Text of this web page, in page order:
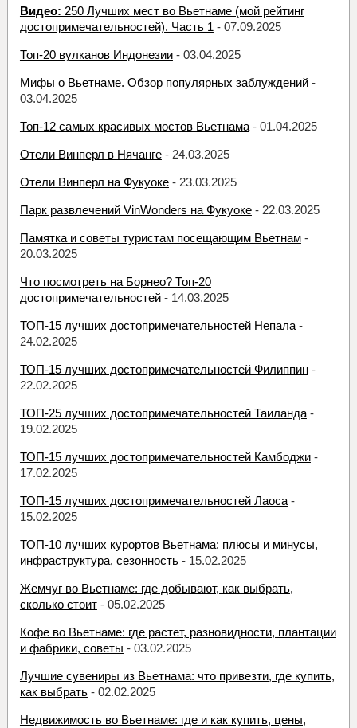
Видео: 250 Лучших мест во Вьетнаме (мой рейтинг
достопримечательностей). Часть 1- 07.09.2025
Топ-20 вулканов Индонезии- 03.04.2025
Мифы о Вьетнаме. Обзор популярных заблуждений-
03.04.2025
Топ-12 самых красивых мостов Вьетнама- 01.04.2025
Отели Винперл в Нячанге- 24.03.2025
Отели Винперл на Фукуоке- 23.03.2025
Парк развлечений VinWonders на Фукуоке- 22.03.2025
Памятка и советы туристам посещающим Вьетнам-
20.03.2025
Что посмотреть на Борнео? Топ-20
достопримечательностей- 14.03.2025
ТОП-15 лучших достопримечательностей Непала-
24.02.2025
ТОП-15 лучших достопримечательностей Филиппин-
22.02.2025
ТОП-25 лучших достопримечательностей Таиланда-
19.02.2025
ТОП-15 лучших достопримечательностей Камбоджи-
17.02.2025
ТОП-15 лучших достопримечательностей Лаоса-
15.02.2025
ТОП-10 лучших курортов Вьетнама: плюсы и минусы,
инфраструктура, сезонность- 15.02.2025
Жемчуг во Вьетнаме: где добывают, как выбрать,
сколько стоит- 05.02.2025
Кофе во Вьетнаме: где растет, разновидности, плантации
и фабрики, советы - 03.02.2025
Лучшие сувениры из Вьетнама: что привезти, где купить,
как выбрать- 02.02.2025
Недвижимость во Вьетнаме: где и как купить, цены,